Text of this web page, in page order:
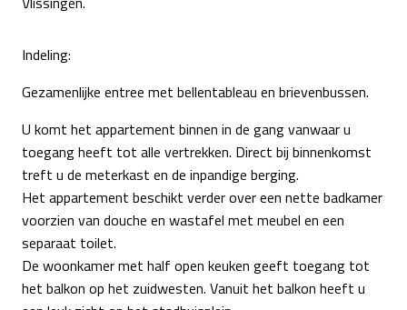
Indeling:
Gezamenlijke entree met bellentableau en brievenbussen.
U komt het appartement binnen in de gang vanwaar u
toegang heeft tot alle vertrekken. Direct bij binnenkomst
treft u de meterkast en de inpandige berging.
Het appartement beschikt verder over een nette badkamer
voorzien van douche en wastafel met meubel en een
separaat toilet.
De woonkamer met half open keuken geeft toegang tot
het balkon op het zuidwesten. Vanuit het balkon heeft u